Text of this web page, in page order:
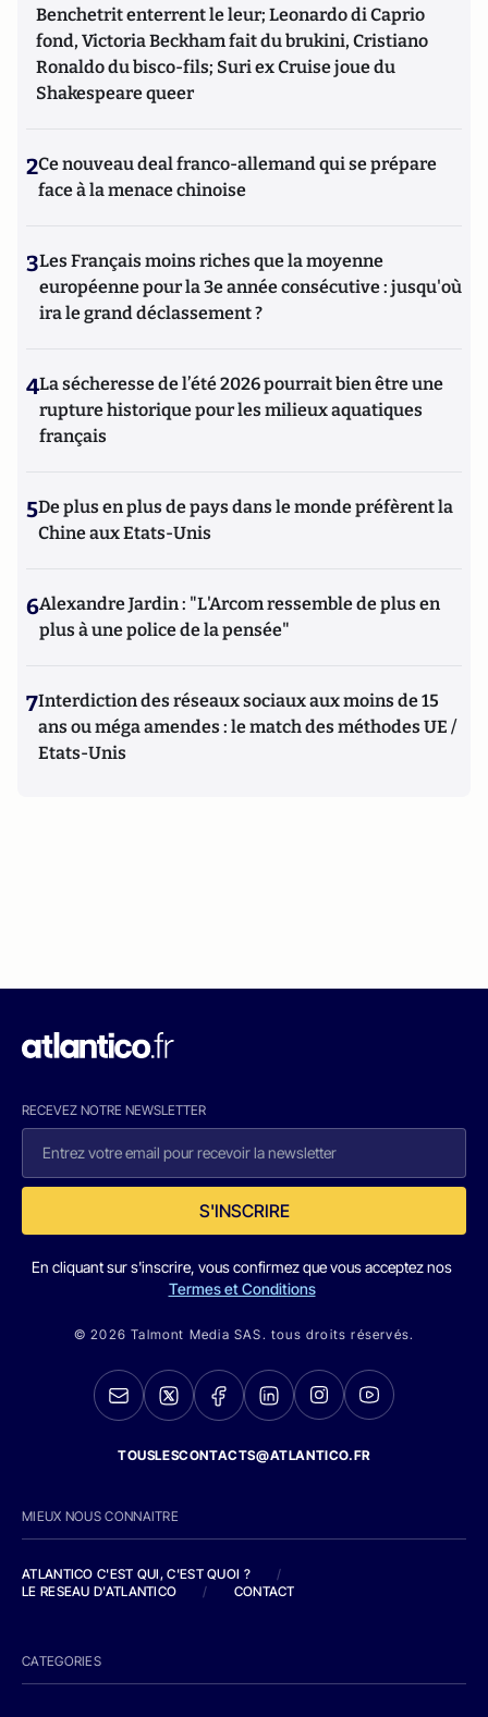
Benchetrit enterrent le leur; Leonardo di Caprio
fond, Victoria Beckham fait du brukini, Cristiano
Ronaldo du bisco-fils; Suri ex Cruise joue du
Shakespeare queer
2Ce nouveau deal franco-allemand qui se prépare
face à la menace chinoise
3Les Français moins riches que la moyenne
européenne pour la 3e année consécutive : jusqu'où
ira le grand déclassement ?
4La sécheresse de l’été 2026 pourrait bien être une
rupture historique pour les milieux aquatiques
français
5De plus en plus de pays dans le monde préfèrent la
Chine aux Etats-Unis
6Alexandre Jardin : "L'Arcom ressemble de plus en
plus à une police de la pensée"
7Interdiction des réseaux sociaux aux moins de 15
ans ou méga amendes : le match des méthodes UE /
Etats-Unis
RECEVEZ NOTRE NEWSLETTER
S'INSCRIRE
En cliquant sur s'inscrire, vous confirmez que vous acceptez nos
Termes et Conditions
© 2026 Talmont Media SAS. tous droits réservés.
TOUSLESCONTACTS@ATLANTICO.FR
MIEUX NOUS CONNAITRE
ATLANTICO C'EST QUI, C'EST QUOI ?
/
LE RESEAU D'ATLANTICO
/ CONTACT
CATEGORIES